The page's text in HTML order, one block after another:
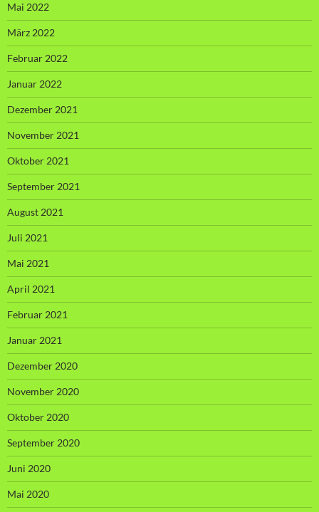
Mai 2022
März 2022
Februar 2022
Januar 2022
Dezember 2021
November 2021
Oktober 2021
September 2021
August 2021
Juli 2021
Mai 2021
April 2021
Februar 2021
Januar 2021
Dezember 2020
November 2020
Oktober 2020
September 2020
Juni 2020
Mai 2020